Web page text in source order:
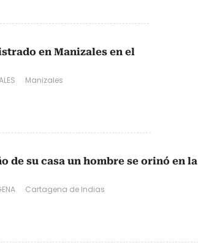
en Manizales en el
Manizales
de su casa un hombre se orinó en la
Cartagena de Indias